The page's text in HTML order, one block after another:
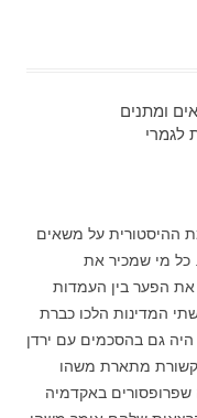
ומתנים
לגמרי
ההיסטורית על משאים
כל מי שמכיר את
את הפער בין העמדות
של אחרי 1967 לאלה של 1977. שתי המדינות הלכו כברת
גם בהסכמים עם ירדן
מתארת משהו
שפרופסורים באקדמיה